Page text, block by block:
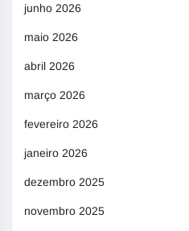
junho 2026
maio 2026
abril 2026
março 2026
fevereiro 2026
janeiro 2026
dezembro 2025
novembro 2025